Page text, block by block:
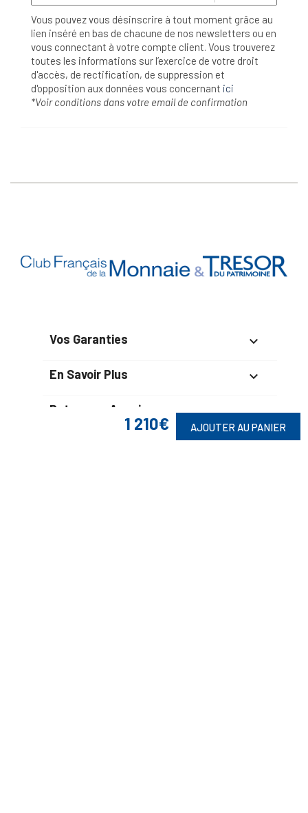
1 210€ AJOUTER AU PANIER
Vous pouvez vous désinscrire à tout moment grâce au
lien inséré en bas de chacune de nos newsletters ou en
vous connectant à votre compte client. Vous trouverez
toutes les informations sur l’exercice de votre droit
d'accès, de rectification, de suppression et
d'opposition aux données vous concernant ici
*Voir conditions dans votre email de confirmation
Vos Garanties 
En Savoir Plus 
Retrouvez Aussi 